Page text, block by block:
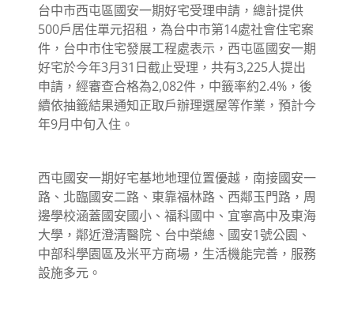
台中市西屯區國安一期好宅受理申請，總計提供
500戶居住單元招租，為台中市第14處社會住宅案
件，台中市住宅發展工程處表示，西屯區國安一期
好宅於今年3月31日截止受理，共有3,225人提出
申請，經審查合格為2,082件，中籤率約2.4%，後
續依抽籤結果通知正取戶辦理選屋等作業，預計今
年9月中旬入住。
西屯國安一期好宅基地地理位置優越，南接國安一
路、北臨國安二路、東靠福林路、西鄰玉門路，周
邊學校涵蓋國安國小、福科國中、宜寧高中及東海
大學，鄰近澄清醫院、台中榮總、國安1號公園、
中部科學園區及米平方商場，生活機能完善，服務
設施多元。